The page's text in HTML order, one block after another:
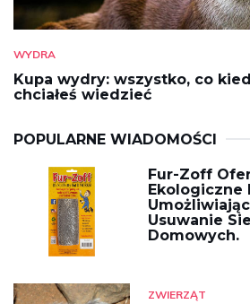
WYDRA
Kupa wydry: wszystko, co
chciałeś wiedzieć
POPULARNE WIADOMOŚCI
Fur-Zoff
Ekologiczne
Usuwanie
Domowych.
ZWIERZĄT